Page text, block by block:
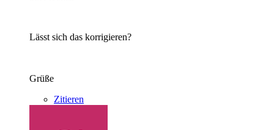
Lässt sich das korrigieren?
Grüße
Zitieren